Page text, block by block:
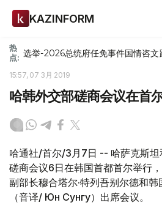
KAZINFORM
热
点: 选举-2026总统府任免事件国情咨文
15:57, 07 3月 2019
哈韩外交部磋商会议在首
哈通社/首尔/3月7日 -- 哈萨克斯坦
磋商会议6日在韩国首都首尔举行
副部长穆合塔尔·特列吾别尔德和
（音译/ Юн Сунгу）出席会议。